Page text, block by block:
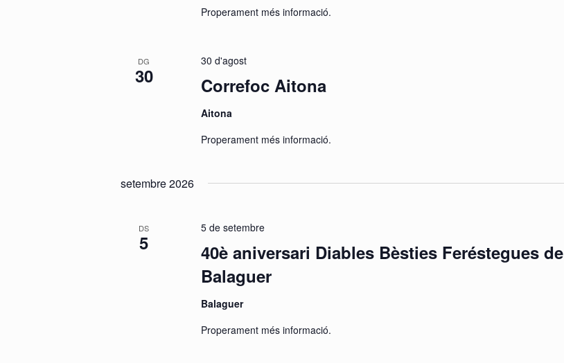
Properament més informació.
DG
30 Correfoc Aitona
30 d'agost
Aitona
Properament més informació.
setembre 2026
DS
5
40è aniversari Diables Bèsties Feréstegues de
Balaguer
5 de setembre
Balaguer
Properament més informació.